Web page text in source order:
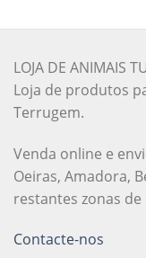
LOJA DE ANIMAIS
Loja de produtos
Terrugem.
Venda online e
Oeiras, Amadora,
restantes zonas
Contacte-nos